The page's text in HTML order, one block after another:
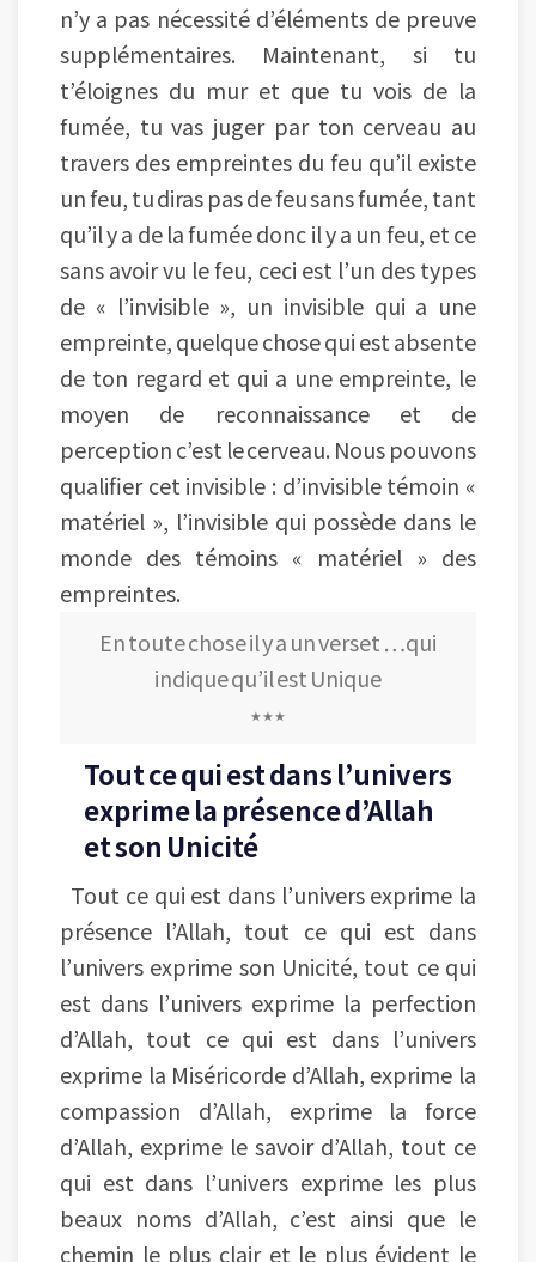
n’y a pas nécessité d’éléments de preuve
supplémentaires. Maintenant, si tu
t’éloignes du mur et que tu vois de la
fumée, tu vas juger par ton cerveau au
travers des empreintes du feu qu’il existe
un feu, tu diras pas de feu sans fumée, tant
qu’il y a de la fumée donc il y a un feu, et ce
sans avoir vu le feu, ceci est l’un des types
de « l’invisible », un invisible qui a une
empreinte, quelque chose qui est absente
de ton regard et qui a une empreinte, le
moyen de reconnaissance et de
perception c’est le cerveau. Nous pouvons
qualifier cet invisible : d’invisible témoin «
matériel », l’invisible qui possède dans le
monde des témoins « matériel » des
empreintes.
En toute chose il y a un verset …qui
indique qu’il est Unique
٭٭٭
Tout ce qui est dans l’univers
exprime la présence d’Allah
et son Unicité
Tout ce qui est dans l’univers exprime la
présence l’Allah, tout ce qui est dans
l’univers exprime son Unicité, tout ce qui
est dans l’univers exprime la perfection
d’Allah, tout ce qui est dans l’univers
exprime la Miséricorde d’Allah, exprime la
compassion d’Allah, exprime la force
d’Allah, exprime le savoir d’Allah, tout ce
qui est dans l’univers exprime les plus
beaux noms d’Allah, c’est ainsi que le
chemin le plus clair et le plus évident le